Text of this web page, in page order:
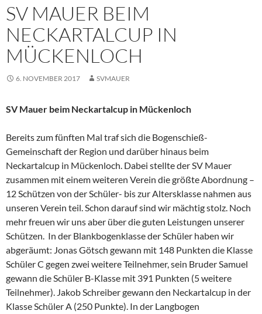
SV MAUER BEIM
NECKARTALCUP IN
MÜCKENLOCH
6. NOVEMBER 2017 SVMAUER
SV Mauer beim Neckartalcup in Mückenloch
Bereits zum fünften Mal traf sich die Bogenschieß-
Gemeinschaft der Region und darüber hinaus beim
Neckartalcup in Mückenloch. Dabei stellte der SV Mauer
zusammen mit einem weiteren Verein die größte Abordnung –
12 Schützen von der Schüler- bis zur Altersklasse nahmen aus
unseren Verein teil. Schon darauf sind wir mächtig stolz. Noch
mehr freuen wir uns aber über die guten Leistungen unserer
Schützen. In der Blankbogenklasse der Schüler haben wir
abgeräumt: Jonas Götsch gewann mit 148 Punkten die Klasse
Schüler C gegen zwei weitere Teilnehmer, sein Bruder Samuel
gewann die Schüler B-Klasse mit 391 Punkten (5 weitere
Teilnehmer). Jakob Schreiber gewann den Neckartalcup in der
Klasse Schüler A (250 Punkte). In der Langbogen